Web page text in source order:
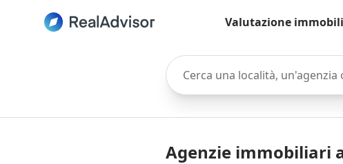
Valutazione
Cerca una località, un'agenzia o
Agenzie immobiliari